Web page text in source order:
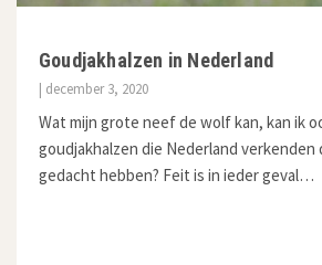
Goudjakhalzen in Nederland
| december 3, 2020
Wat mijn grote neef de wolf kan, kan ik
goudjakhalzen die Nederland verkenden
gedacht hebben? Feit is in ieder geval…